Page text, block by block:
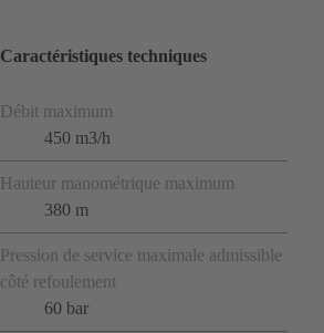
Caractéristiques techniques
Débit maximum
450 m3/h
Hauteur manométrique maximum
380 m
Pression de service maximale admissible
côté refoulement
60 bar